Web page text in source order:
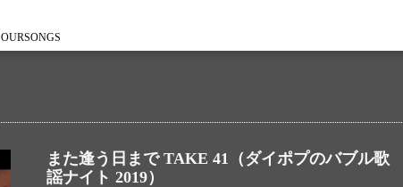
OURSONGS
また逢う日まで TAKE 41（ダイポプのバブル歌
謡ナイト 2019）